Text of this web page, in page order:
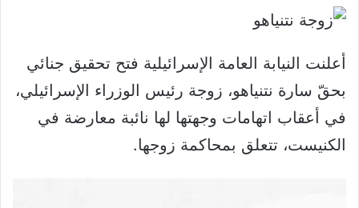
أعلنت النيابة العامة الإسرائيلية فتح تحقيق جنائي
بحقّ سارة نتنياهو، زوجة رئيس الوزراء الإسرائيلي،
في أعقاب اتهامات وجهتها لها نائبة معارضة في
الكنيست، تتعلق بمحاكمة زوجها.